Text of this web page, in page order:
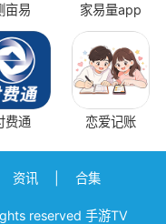
亩易 家易量app
费通 恋爱记账
资讯 合集
reserved 手游TV